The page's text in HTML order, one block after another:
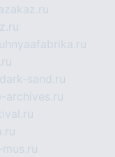
dark-sand.ru
archives.ru
mus.ru